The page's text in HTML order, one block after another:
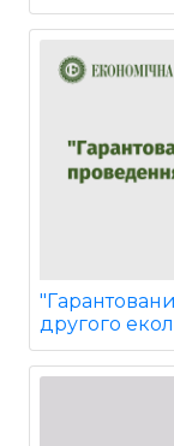
другого